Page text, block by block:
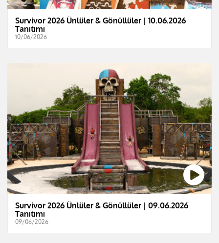
Survivor 2026 Ünlüler & Gönüllüler | 10.06.2026
Tanıtımı
10/06/2026
Survivor 2026 Ünlüler & Gönüllüler | 09.06.2026
Tanıtımı
09/06/2026